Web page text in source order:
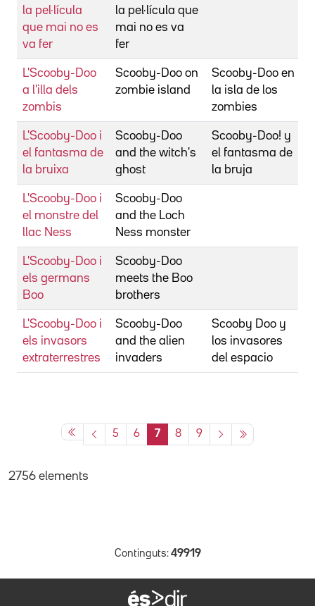
la pel·lícula
que mai no es
va fer
la pel·lícula que
mai no es va
fer
L'Scooby-Doo
a l'illa dels
zombis
Scooby-Doo on
zombie island
Scooby-Doo en
la isla de los
zombies
L'Scooby-Doo i
el fantasma de
la bruixa
Scooby-Doo
and the witch's
ghost
Scooby-Doo! y
el fantasma de
la bruja
L'Scooby-Doo i
el monstre del
llac Ness
Scooby-Doo
and the Loch
Ness monster
L'Scooby-Doo i
els germans
Boo
Scooby-Doo
meets the Boo
brothers
L'Scooby-Doo i
els invasors
extraterrestres
Scooby-Doo
and the alien
invaders
Scooby Doo y
los invasores
del espacio
5 6 7 8 9
2756 elements
Continguts: 49919